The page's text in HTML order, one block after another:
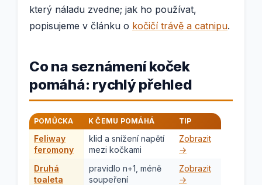
který náladu zvedne; jak ho používat,
popisujeme v článku o kočičí trávě a catnipu.
Co na seznámení koček
pomáhá: rychlý přehled
POMŮCKA K ČEMU POMÁHÁ TIP
Feliway
feromony
klid a snížení napětí
mezi kočkami
Zobrazit
→
Druhá
toaleta
pravidlo n+1, méně
soupeření
Zobrazit
→